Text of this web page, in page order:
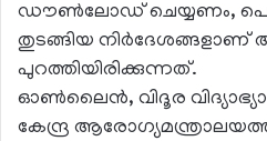
ഡൗണ്‍ലോഡ് ചെയ്യണം,
തുടങ്ങിയ നിര്‍ദേശങ്ങളാണ്
പുറത്തിയിരിക്കുന്നത്.
ഓണ്‍ലൈന്‍, വിദൂര
കേന്ദ്ര